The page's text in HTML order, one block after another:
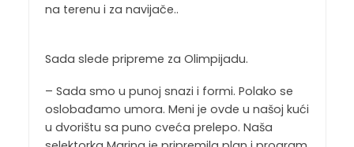
na terenu i za navijače..
Sada slede pripreme za Olimpijadu.
– Sada smo u punoj snazi i formi. Polako se
oslobađamo umora. Meni je ovde u našoj kući
u dvorištu sa puno cveća prelepo. Naša